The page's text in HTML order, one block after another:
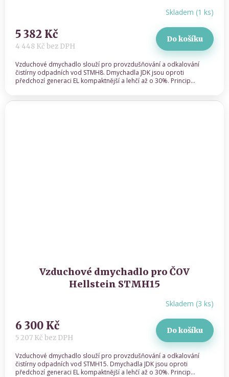
Skladem (1 ks)
4 448 Kč bez DPH
5 382 Kč Do košíku
Vzduchové dmychadlo slouží pro provzdušňování a odkalování
čistírny odpadních vod STMH8. Dmychadla JDK jsou oproti
předchozí generaci EL kompaktnější a lehčí až o 30%. Princip...
Vzduchové dmychadlo pro ČOV
Hellstein STMH15
Skladem (3 ks)
5 207 Kč bez DPH
6 300 Kč Do košíku
Vzduchové dmychadlo slouží pro provzdušňování a odkalování
čistírny odpadních vod STMH15. Dmychadla JDK jsou oproti
předchozí generaci EL kompaktnější a lehčí až o 30%. Princip...
Cenová nabídka Domácí čističky Servis ČOV STMH